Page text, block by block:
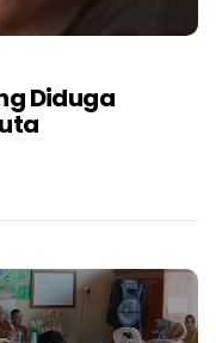
Diduga